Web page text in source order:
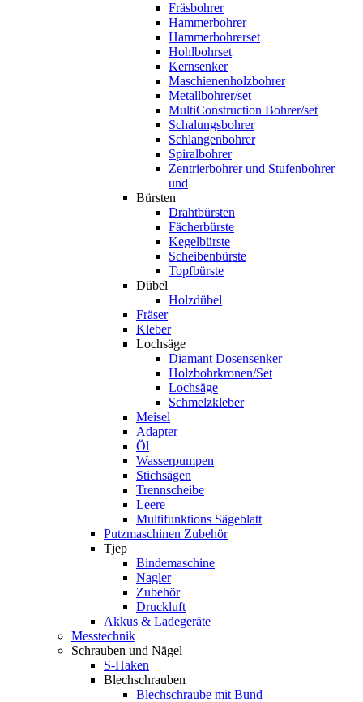
Fräsbohrer
Hammerbohrer
Hammerbohrerset
Hohlbohrset
Kernsenker
Maschienenholzbohrer
Metallbohrer/set
MultiConstruction Bohrer/set
Schalungsbohrer
Schlangenbohrer
Spiralbohrer
Zentrierbohrer und Stufenbohrer
und
Bürsten
Drahtbürsten
Fächerbürste
Kegelbürste
Scheibenbürste
Topfbürste
Dübel
Holzdübel
Fräser
Kleber
Lochsäge
Diamant Dosensenker
Holzbohrkronen/Set
Lochsäge
Schmelzkleber
Meisel
Adapter
Öl
Wasserpumpen
Stichsägen
Trennscheibe
Leere
Multifunktions Sägeblatt
Putzmaschinen Zubehör
Tjep
Bindemaschine
Nagler
Zubehör
Druckluft
Akkus & Ladegeräte
Messtechnik
Schrauben und Nägel
S-Haken
Blechschrauben
Blechschraube mit Bund